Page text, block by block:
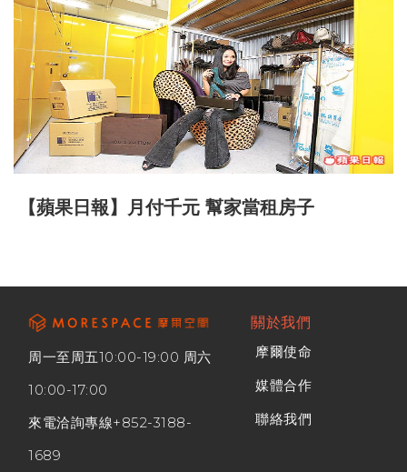
【蘋果日報】月付千元 幫家當租房子
周一至周五10:00-19:00 周六
10:00-17:00
來電洽詢專線+852-3188-
1689
關於我們
摩爾使命
媒體合作
聯絡我們